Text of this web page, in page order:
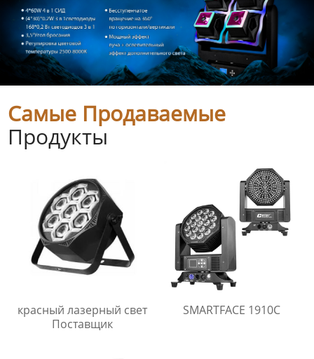
Самые Продаваемые
Продукты
красный лазерный свет
Поставщик
SMARTFACE 1910C